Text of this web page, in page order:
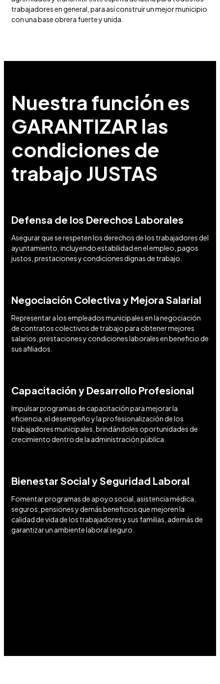
trabajadores en general, para así construir un mejor municipio
con una base obrera fuerte y unida.
Nuestra función es
GARANTIZAR las
condiciones de
trabajo JUSTAS
Defensa de los Derechos Laborales
Asegurar que se respeten los derechos de los trabajadores del
ayuntamiento, incluyendo estabilidad en el empleo, pagos
justos, prestaciones y condiciones dignas de trabajo.
Negociación Colectiva y Mejora Salarial
Representar a los empleados municipales en la negociación
de contratos colectivos de trabajo para obtener mejores
salarios, prestaciones y condiciones laborales en beneficio de
sus afiliados.
Capacitación y Desarrollo Profesional
Impulsar programas de capacitación para mejorar la
eficiencia, el desempeño y la profesionalización de los
trabajadores municipales, brindándoles oportunidades de
crecimiento dentro de la administración pública.
Bienestar Social y Seguridad Laboral
Fomentar programas de apoyo social, asistencia médica,
seguros, pensiones y demás beneficios que mejoren la
calidad de vida de los trabajadores y sus familias, además de
garantizar un ambiente laboral seguro.